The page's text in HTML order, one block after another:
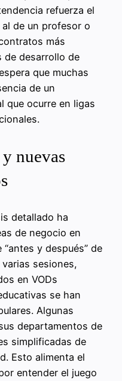
refuerza el
de un profesor o
más
de desarrollo de
que muchas
de un
que ocurre en ligas
nuevas
detallado ha
de negocio en
y después” de
sesiones,
en VODs
se han
Algunas
departamentos de
simplificadas de
Esto alimenta el
entender el juego